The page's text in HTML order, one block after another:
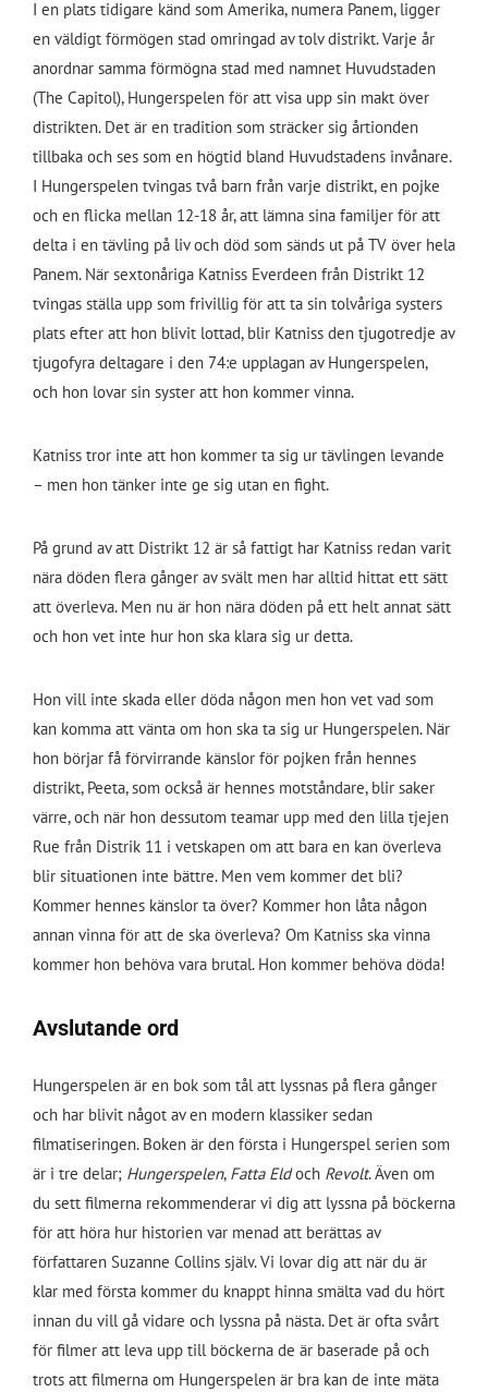
I en plats tidigare känd som Amerika, numera Panem, ligger
en väldigt förmögen stad omringad av tolv distrikt. Varje år
anordnar samma förmögna stad med namnet Huvudstaden
(The Capitol), Hungerspelen för att visa upp sin makt över
distrikten. Det är en tradition som sträcker sig årtionden
tillbaka och ses som en högtid bland Huvudstadens invånare.
I Hungerspelen tvingas två barn från varje distrikt, en pojke
och en flicka mellan 12-18 år, att lämna sina familjer för att
delta i en tävling på liv och död som sänds ut på TV över hela
Panem. När sextonåriga Katniss Everdeen från Distrikt 12
tvingas ställa upp som frivillig för att ta sin tolvåriga systers
plats efter att hon blivit lottad, blir Katniss den tjugotredje av
tjugofyra deltagare i den 74:e upplagan av Hungerspelen,
och hon lovar sin syster att hon kommer vinna.
Katniss tror inte att hon kommer ta sig ur tävlingen levande
– men hon tänker inte ge sig utan en fight.
På grund av att Distrikt 12 är så fattigt har Katniss redan varit
nära döden flera gånger av svält men har alltid hittat ett sätt
att överleva. Men nu är hon nära döden på ett helt annat sätt
och hon vet inte hur hon ska klara sig ur detta.
Hon vill inte skada eller döda någon men hon vet vad som
kan komma att vänta om hon ska ta sig ur Hungerspelen. När
hon börjar få förvirrande känslor för pojken från hennes
distrikt, Peeta, som också är hennes motståndare, blir saker
värre, och när hon dessutom teamar upp med den lilla tjejen
Rue från Distrik 11 i vetskapen om att bara en kan överleva
blir situationen inte bättre. Men vem kommer det bli?
Kommer hennes känslor ta över? Kommer hon låta någon
annan vinna för att de ska överleva? Om Katniss ska vinna
kommer hon behöva vara brutal. Hon kommer behöva döda!
Avslutande ord
Hungerspelen är en bok som tål att lyssnas på flera gånger
och har blivit något av en modern klassiker sedan
filmatiseringen. Boken är den första i Hungerspel serien som
är i tre delar; Hungerspelen, Fatta Eldoch Revolt. Även om
du sett filmerna rekommenderar vi dig att lyssna på böckerna
för att höra hur historien var menad att berättas av
författaren Suzanne Collins själv. Vi lovar dig att när du är
klar med första kommer du knappt hinna smälta vad du hört
innan du vill gå vidare och lyssna på nästa. Det är ofta svårt
för filmer att leva upp till böckerna de är baserade på och
trots att filmerna om Hungerspelen är bra kan de inte mäta